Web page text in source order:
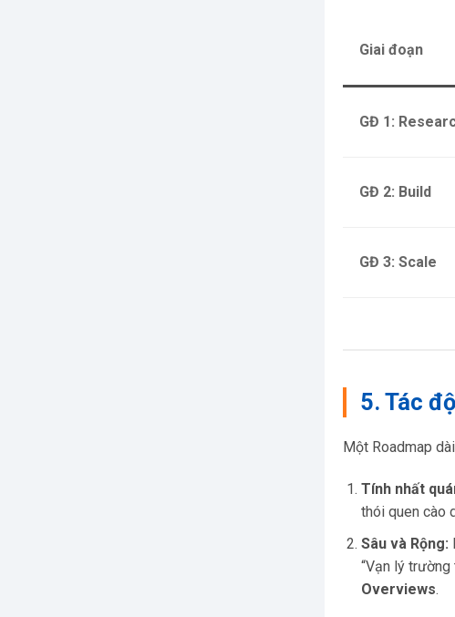
Giai đoạn
GĐ 1:
GĐ 2: Build
GĐ 3: Scale
5. Tác
Một Roadmap
Tính nhất
thói quen cào
Sâu và Rộng:
“Vạn lý
Overviews.